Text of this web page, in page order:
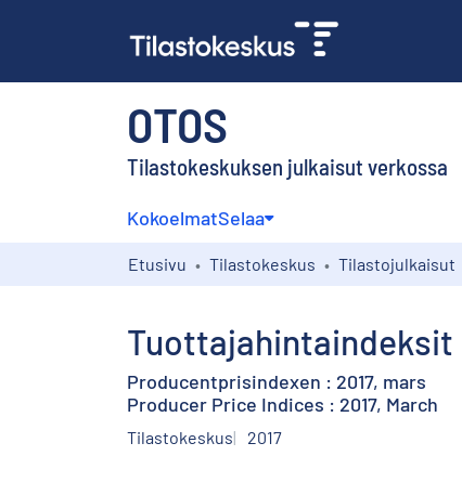
OTOS
Tilastokeskuksen julkaisut verkossa
KokoelmatSelaa
Etusivu Tilastokeskus Tilastojulkaisut
Tuottajahintaindeksit
Producentprisindexen : 2017, mars
Producer Price Indices : 2017, March
Tilastokeskus 2017